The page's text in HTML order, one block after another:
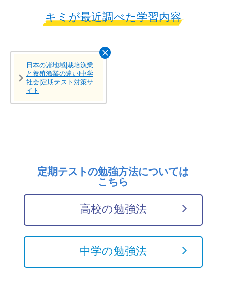
キミが最近調べた学習内容
日本の諸地域|栽培漁業
と養殖漁業の違い|中学
社会|定期テスト対策サ
イト
定期テストの勉強方法については
こちら
高校の勉強法
中学の勉強法